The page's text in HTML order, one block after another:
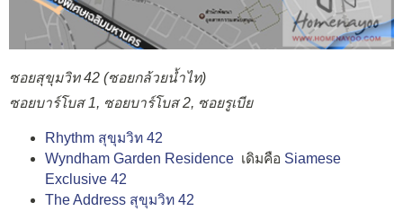
ซอยสุขุมวิท 42 (ซอยกล้วยน้ำไท)
ซอยบาร์โบส 1, ซอยบาร์โบส 2, ซอยรูเบีย
Rhythm สุขุมวิท 42
Wyndham Garden Residence เดิมคือ Siamese
Exclusive 42
The Address สุขุมวิท 42